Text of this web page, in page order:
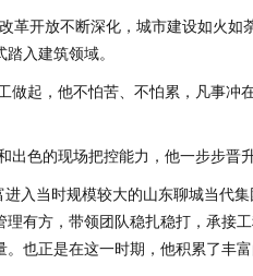
革开放不断深化，城市建设如火
入建筑领域。
做起，他不怕苦、不怕累，凡事
出色的现场把控能力，他一步步晋
入当时规模较大的山东聊城当代
理有方，带领团队稳扎稳打，承接
也正是在这一时期，他积累了丰